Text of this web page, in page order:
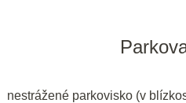
nestrážené parkovisko (v